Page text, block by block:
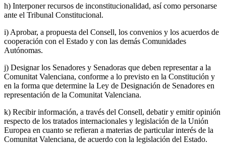
h) Interponer recursos de inconstitucionalidad, así como personarse
ante el Tribunal Constitucional.
i) Aprobar, a propuesta del Consell, los convenios y los acuerdos de
cooperación con el Estado y con las demás Comunidades
Autónomas.
j) Designar los Senadores y Senadoras que deben representar a la
Comunitat Valenciana, conforme a lo previsto en la Constitución y
en la forma que determine la Ley de Designación de Senadores en
representación de la Comunitat Valenciana.
k) Recibir información, a través del Consell, debatir y emitir opinión
respecto de los tratados internacionales y legislación de la Unión
Europea en cuanto se refieran a materias de particular interés de la
Comunitat Valenciana, de acuerdo con la legislación del Estado.